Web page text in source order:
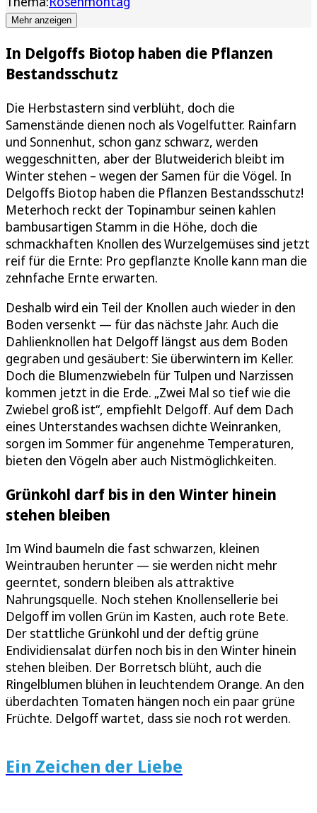
Mehr anzeigen
In Delgoffs Biotop haben die Pflanzen
Bestandsschutz
Die Herbstastern sind verblüht, doch die
Samenstände dienen noch als Vogelfutter. Rainfarn
und Sonnenhut, schon ganz schwarz, werden
weggeschnitten, aber der Blutweiderich bleibt im
Winter stehen – wegen der Samen für die Vögel. In
Delgoffs Biotop haben die Pflanzen Bestandsschutz!
Meterhoch reckt der Topinambur seinen kahlen
bambusartigen Stamm in die Höhe, doch die
schmackhaften Knollen des Wurzelgemüses sind jetzt
reif für die Ernte: Pro gepflanzte Knolle kann man die
zehnfache Ernte erwarten.
Deshalb wird ein Teil der Knollen auch wieder in den
Boden versenkt — für das nächste Jahr. Auch die
Dahlienknollen hat Delgoff längst aus dem Boden
gegraben und gesäubert: Sie überwintern im Keller.
Doch die Blumenzwiebeln für Tulpen und Narzissen
kommen jetzt in die Erde. „Zwei Mal so tief wie die
Zwiebel groß ist“, empfiehlt Delgoff. Auf dem Dach
eines Unterstandes wachsen dichte Weinranken,
sorgen im Sommer für angenehme Temperaturen,
bieten den Vögeln aber auch Nistmöglichkeiten.
Grünkohl darf bis in den Winter hinein
stehen bleiben
Im Wind baumeln die fast schwarzen, kleinen
Weintrauben herunter — sie werden nicht mehr
geerntet, sondern bleiben als attraktive
Nahrungsquelle. Noch stehen Knollensellerie bei
Delgoff im vollen Grün im Kasten, auch rote Bete.
Der stattliche Grünkohl und der deftig grüne
Endividiensalat dürfen noch bis in den Winter hinein
stehen bleiben. Der Borretsch blüht, auch die
Ringelblumen blühen in leuchtendem Orange. An den
überdachten Tomaten hängen noch ein paar grüne
Früchte. Delgoff wartet, dass sie noch rot werden.
Ein Zeichen der Liebe